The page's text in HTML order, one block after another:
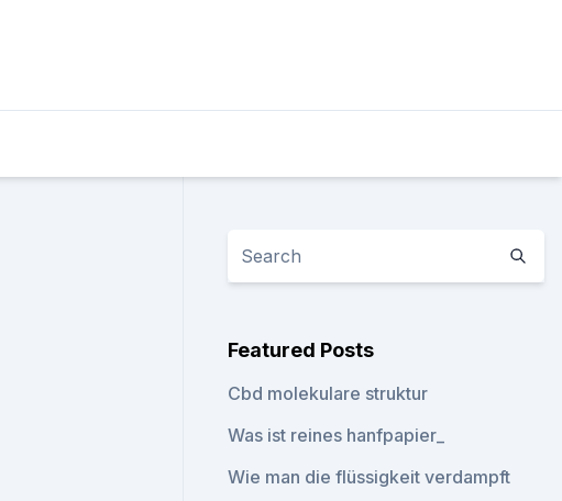
Featured Posts
Cbd molekulare struktur
Was ist reines hanfpapier_
Wie man die flüssigkeit verdampft